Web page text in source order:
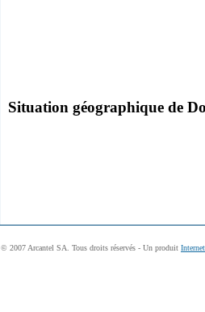
Situation géographique de
© 2007 Arcantel SA. Tous droits réservés - Un produit